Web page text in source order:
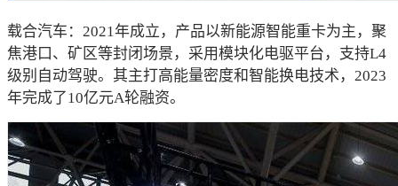
载合汽车：2021年成立，产品以新能源智能重卡为主，聚
焦港口、矿区等封闭场景，采用模块化电驱平台，支持L4
级别自动驾驶。其主打高能量密度和智能换电技术，2023
年完成了10亿元A轮融资。